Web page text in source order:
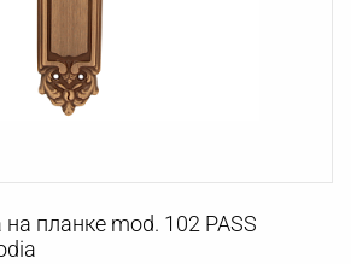
планке mod. 102 PASS